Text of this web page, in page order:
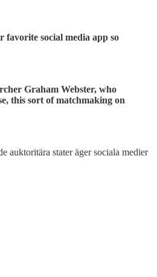
favorite social media app so
Graham Webster, who
this sort of matchmaking on
auktoritära stater äger sociala medier